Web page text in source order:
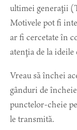
ultimei generaţii
Motivele pot fi
ar fi cercetate în
atenţia de la ideile
Vreau să închei
gânduri de
punctelor-cheie
le transmită.